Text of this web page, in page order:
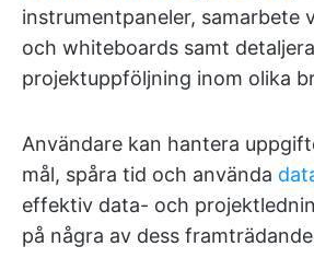
instrumentpaneler, samarbete
och whiteboards samt
projektuppföljning inom olika
Användare kan hantera
mål, spåra tid och använda
effektiv data- och
på några av dess